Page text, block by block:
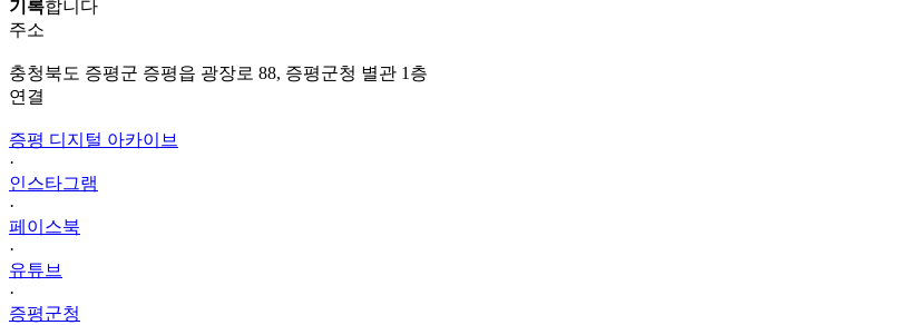
기록합니다
주소
충청북도 증평군 증평읍 광장로 88, 증평군청 별관 1층
연결
증평 디지털 아카이브
·
인스타그램
·
페이스북
·
유튜브
·
증평군청